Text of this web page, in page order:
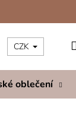
oblečení
CZK